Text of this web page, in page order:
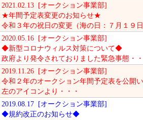
2021.02.13 [オークション事業部]
★年間予定表変更のお知らせ★
令和３年の祝日の変更（海の日：７月１９
2020.05.16 [オークション事業部]
◆新型コロナウィルス対策について◆
政府より発令されておりました緊急事態・・
2019.11.26 [オークション事業部]
令和２年のオークション年間予定表を公開い
左のアイコンより・・・
2019.08.17 [オークション事業部]
◆規約改正のお知らせ◆